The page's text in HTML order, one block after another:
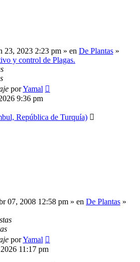
23, 2023 2:23 pm » en De Plantas »
y control de Plagas.
porYamal
9:36 pm
República de Turquía)
07, 2008 12:58 pm » en De Plantas »
porYamal
11:17 pm